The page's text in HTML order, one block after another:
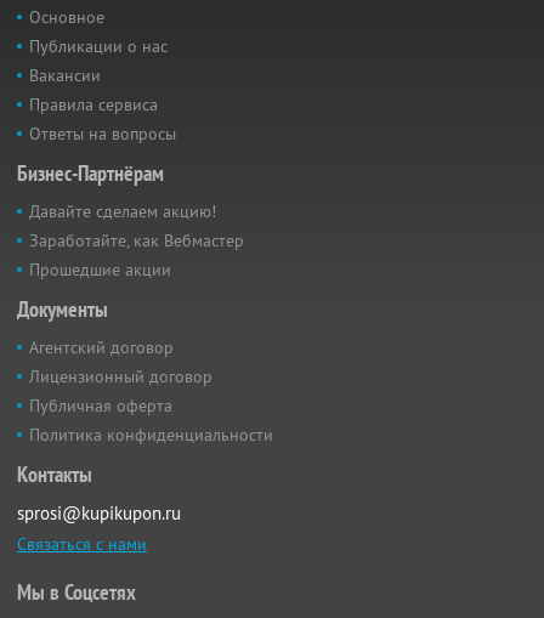
Основное
Публикации о нас
Вакансии
Правила сервиса
Ответы на вопросы
Бизнес-Партнёрам
Давайте сделаем акцию!
Заработайте, как Вебмастер
Прошедшие акции
Документы
Агентский договор
Лицензионный договор
Публичная оферта
Политика конфиденциальности
Контакты
sprosi@kupikupon.ru
Связаться с нами
Мы в Соцсетях